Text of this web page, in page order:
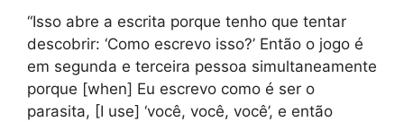
“Isso abre a escrita porque tenho que tentar
descobrir: ‘Como escrevo isso?’ Então o jogo é
em segunda e terceira pessoa simultaneamente
porque [when] Eu escrevo como é ser o
parasita, [I use] ‘você, você, você’, e então